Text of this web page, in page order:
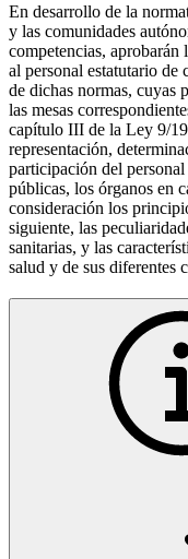
En desarrollo de la
y las comunidades
competencias, aprobarán
al personal estatutario de
de dichas normas, cuyas
las mesas
capítulo III de la Ley 9/
representación,
participación del
públicas, los órganos en
consideración los
siguiente, las
sanitarias, y las
salud y de sus diferentes